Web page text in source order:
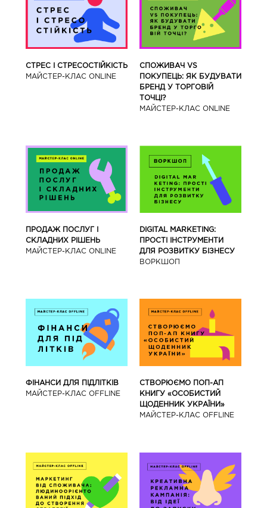
СТРЕС І СТРЕСОСТІЙКІСТЬ
МАЙСТЕР-КЛАС ONLINE
СПОЖИВАЧ VS
ПОКУПЕЦЬ: ЯК БУДУВАТИ
БРЕНД У ТОРГОВІЙ
ТОЧЦІ?
МАЙСТЕР-КЛАС ONLINE
ПРОДАЖ ПОСЛУГ І
СКЛАДНИХ РІШЕНЬ
МАЙСТЕР-КЛАС ONLINE
DIGITAL MARKETING:
ПРОСТІ ІНСТРУМЕНТИ
ДЛЯ РОЗВИТКУ БІЗНЕСУ
ВОРКШОП
ФІНАНСИ ДЛЯ ПІДЛІТКІВ
МАЙCТЕР-КЛАС OFFLINE
СТВОРЮЄМО ПОП-АП
КНИГУ «ОСОБИСТИЙ
ЩОДЕННИК УКРАЇНИ»
МАЙCТЕР-КЛАС OFFLINE